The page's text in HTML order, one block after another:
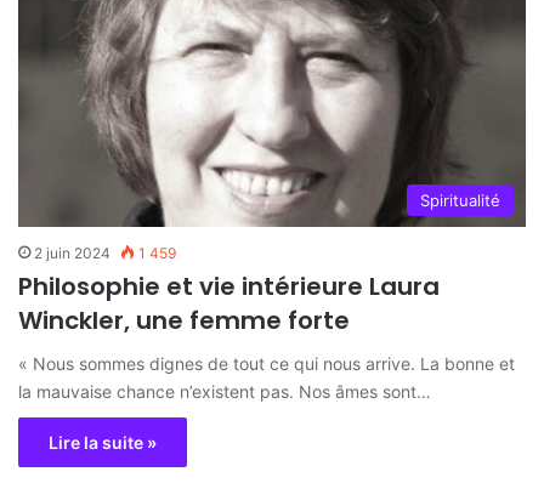
Spiritualité
2 juin 2024 1 459
Philosophie et vie intérieure Laura
Winckler, une femme forte
« Nous sommes dignes de tout ce qui nous arrive. La bonne et
la mauvaise chance n’existent pas. Nos âmes sont…
Lire la suite »